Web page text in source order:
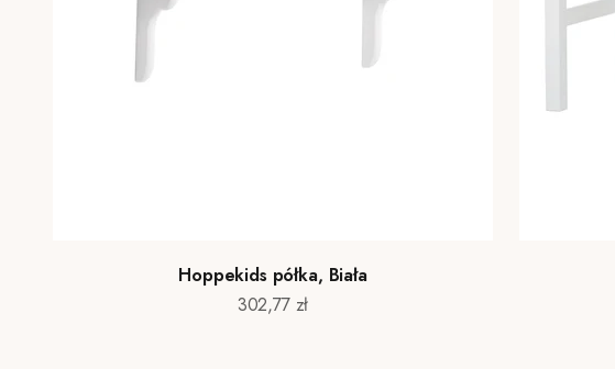
Hoppekids półka, Biała
Cena promocyjna
302,77 zł